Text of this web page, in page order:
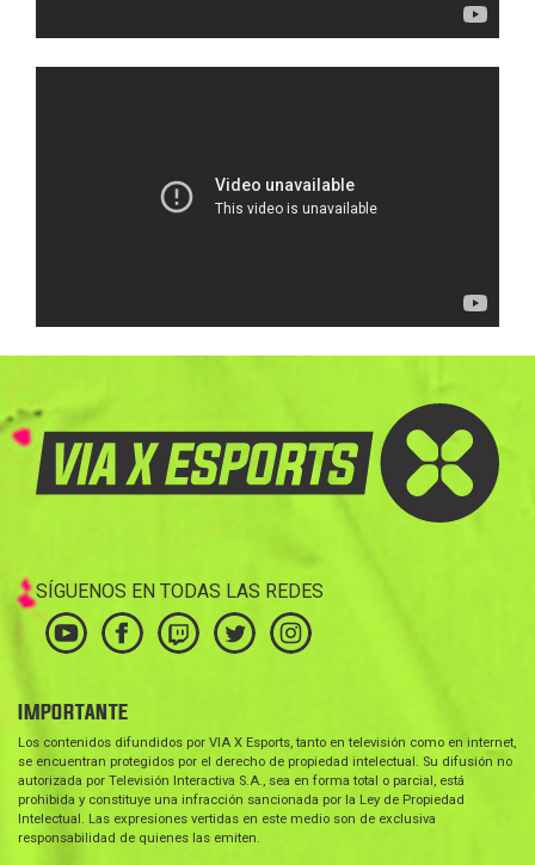
SÍGUENOS EN TODAS LAS REDES
IMPORTANTE
Los contenidos difundidos por VIA X Esports, tanto en televisión como en internet,
se encuentran protegidos por el derecho de propiedad intelectual. Su difusión no
autorizada por Televisión Interactiva S.A., sea en forma total o parcial, está
prohibida y constituye una infracción sancionada por la Ley de Propiedad
Intelectual. Las expresiones vertidas en este medio son de exclusiva
responsabilidad de quienes las emiten.